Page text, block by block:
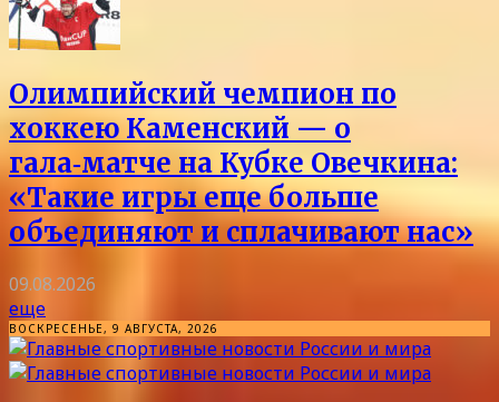
Олимпийский чемпион по
хоккею Каменский — о
гала‑матче на Кубке Овечкина:
«Такие игры еще больше
объединяют и сплачивают нас»
09.08.2026
еще
ВОСКРЕСЕНЬЕ, 9 АВГУСТА, 2026